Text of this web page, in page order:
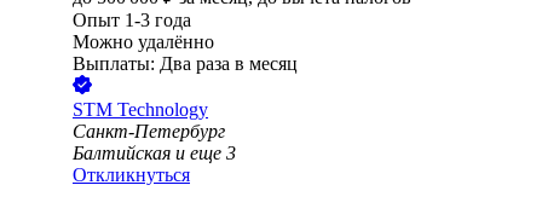
Опыт 1-3 года
Можно удалённо
Выплаты: Два раза в месяц
STM Technology
Санкт-Петербург
Балтийская и еще 3
Откликнуться